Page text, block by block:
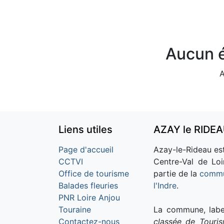
Aucun
Liens utiles
Page d'accueil
CCTVI
Office de tourisme
Balades fleuries
PNR Loire Anjou
Touraine
Contactez-nous
AZAY le
Azay-le-Rideau
Centre-Val de
partie de la
l'Indre.
La commune,
classée de